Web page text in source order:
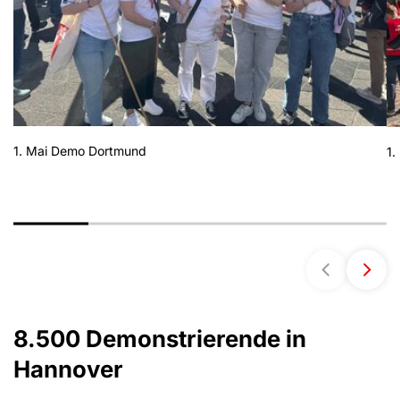
1. Mai Demo Dortmund 1.
8.500 Demonstrierende in
Hannover